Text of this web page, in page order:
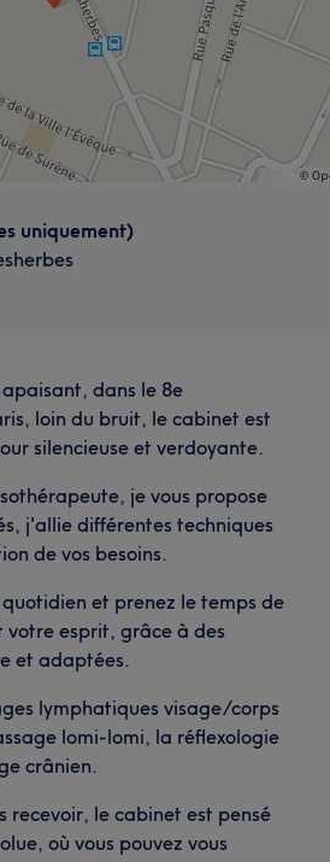
uniquement)
dans le 8e
loin du bruit, le cabinet est
silencieuse et verdoyante.
je vous propose
j'allie différentes techniques
de vos besoins.
et prenez le temps de
votre esprit, grâce à des
et adaptées.
lymphatiques visage/corps
lomi-lomi, la réflexologie
crânien.
recevoir, le cabinet est pensé
où vous pouvez vous